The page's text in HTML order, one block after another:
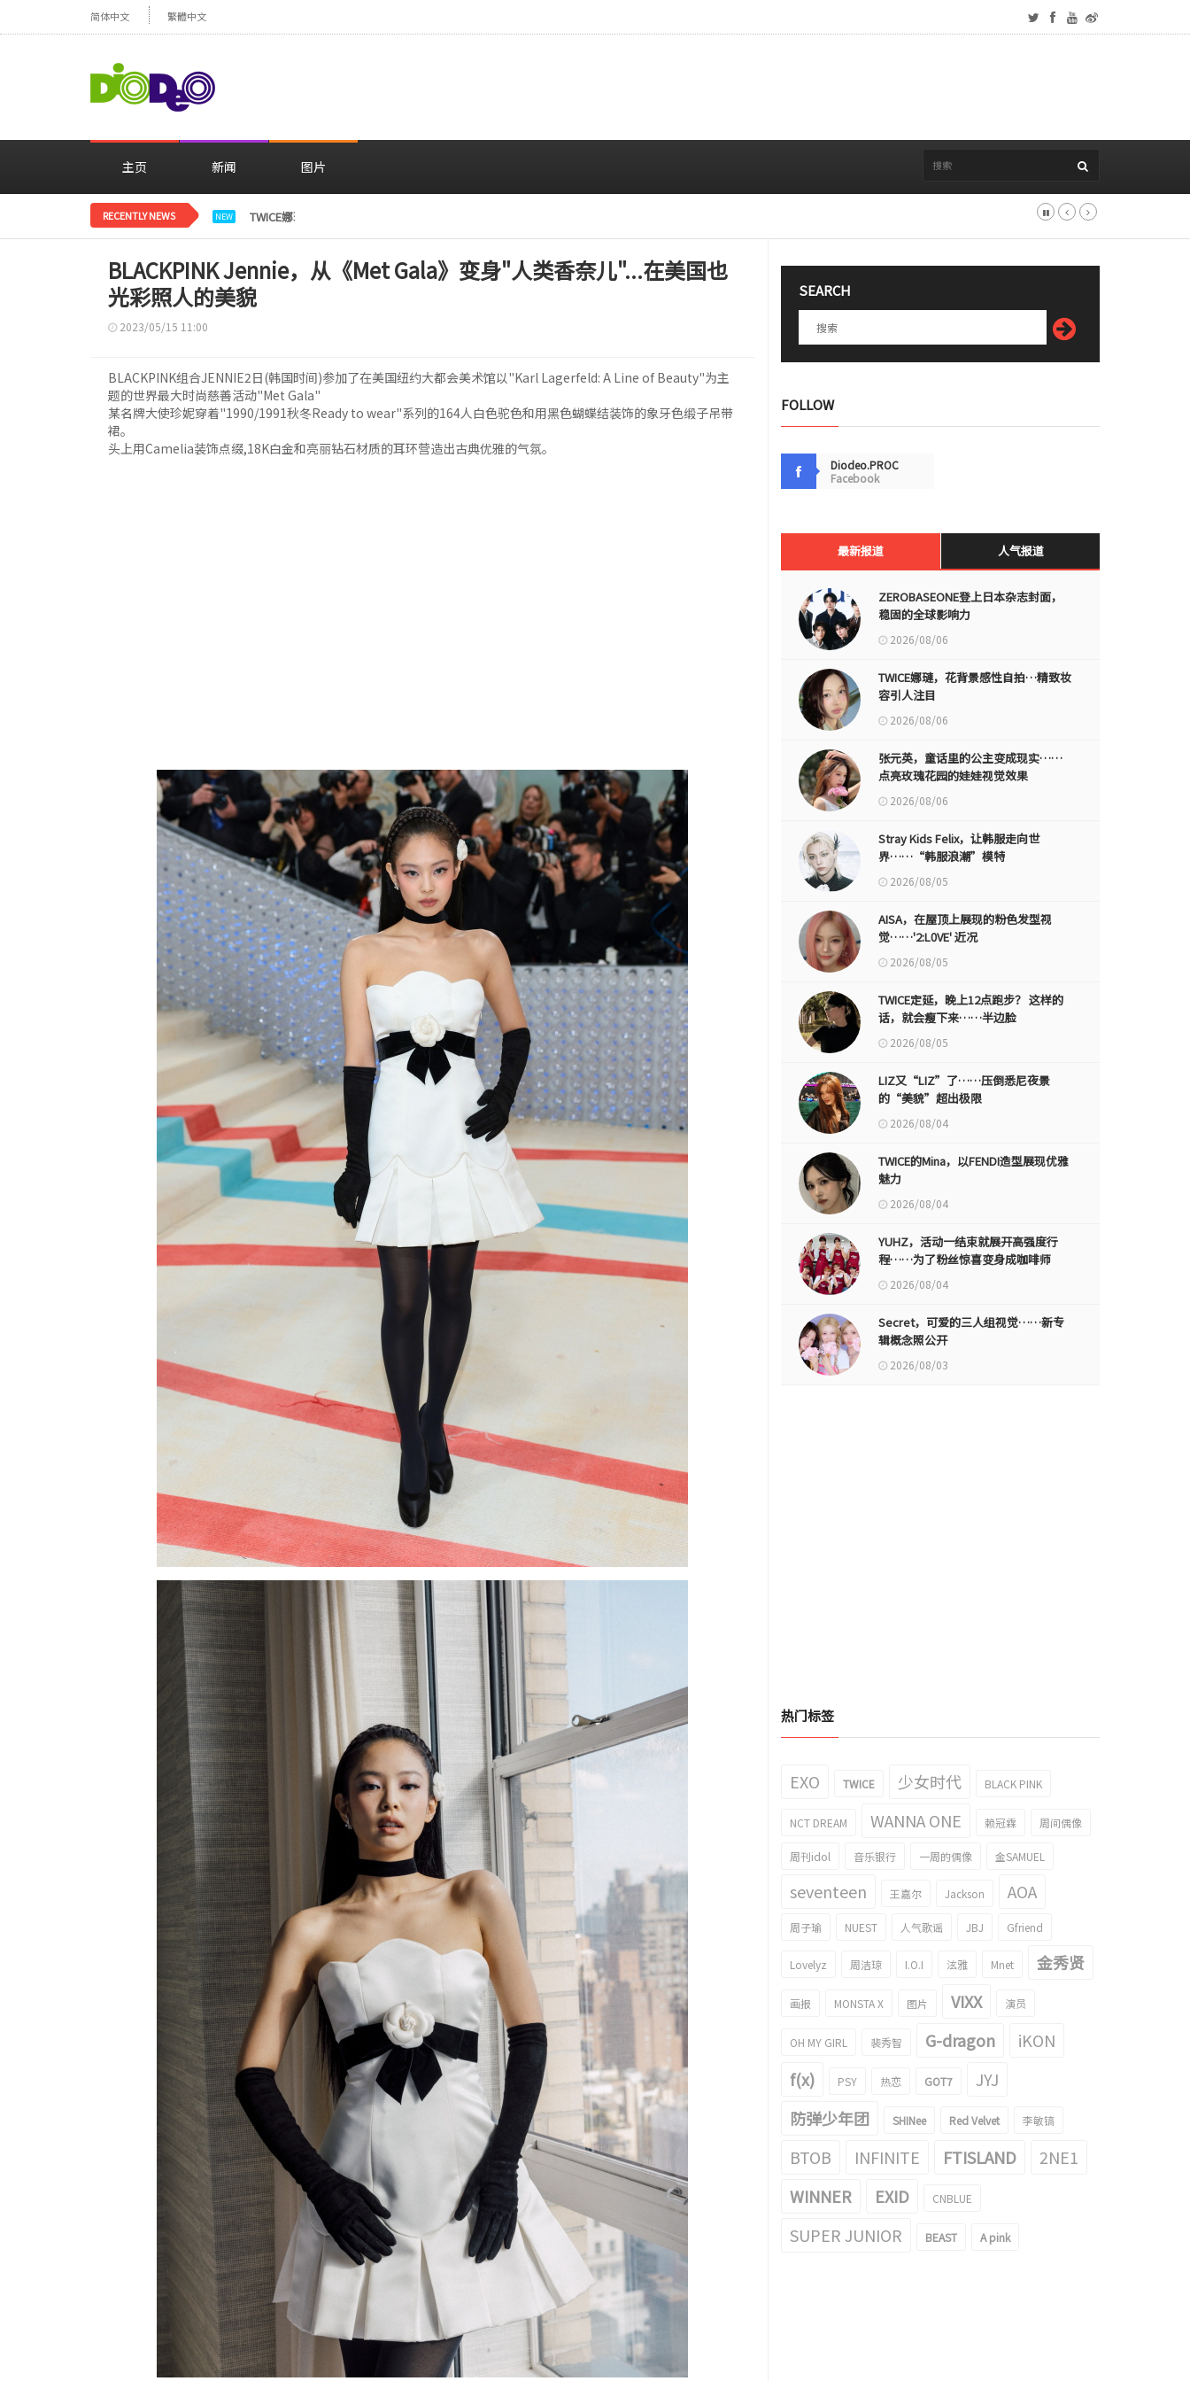
简体中文 繁體中文
主页 新闻 图片
RECENTLY NEWS NEW TWICE娜璉，花背景感性自拍…精致妆容引人注目
BLACKPINK Jennie，从《Met Gala》变身"人类香奈儿"...在美国也
光彩照人的美貌
2023/05/15 11:00
BLACKPINK组合JENNIE2日(韩国时间)参加了在美国纽约大都会美术馆以"Karl Lagerfeld: A Line of Beauty"为主
题的世界最大时尚慈善活动"Met Gala"
某名牌大使珍妮穿着"1990/1991秋冬Ready to wear"系列的164人白色驼色和用黑色蝴蝶结装饰的象牙色缎子吊带
裙。
头上用Camelia装饰点缀,18K白金和亮丽钻石材质的耳环营造出古典优雅的气氛。
SEARCH
FOLLOW
Diodeo.PROC
Facebook
最新报道 人气报道
ZEROBASEONE登上日本杂志封面，
稳固的全球影响力
2026/08/06
TWICE娜璉，花背景感性自拍…精致妆
容引人注目
2026/08/06
张元英，童话里的公主变成现实……
点亮玫瑰花园的娃娃视觉效果
2026/08/06
Stray Kids Felix，让韩服走向世
界……“韩服浪潮”模特
2026/08/05
AISA，在屋顶上展现的粉色发型视
觉……'2:L0VE' 近况
2026/08/05
TWICE定延，晚上12点跑步？ 这样的
话，就会瘦下来……半边脸
2026/08/05
LIZ又“LIZ”了……压倒悉尼夜景
的“美貌”超出极限
2026/08/04
TWICE的Mina，以FENDI造型展现优雅
魅力
2026/08/04
YUHZ，活动一结束就展开高强度行
程……为了粉丝惊喜变身成咖啡师
2026/08/04
Secret，可爱的三人组视觉……新专
辑概念照公开
2026/08/03
热门标签
EXO TWICE 少女时代 BLACK PINK
NCT DREAM WANNA ONE 赖冠霖 周间偶像
周刊idol 音乐银行 一周的偶像 金SAMUEL
seventeen 王嘉尔 Jackson AOA
周子瑜 NUEST 人气歌谣 JBJ Gfriend
Lovelyz 周洁琼 I.O.I 泫雅 Mnet 金秀贤
画报 MONSTA X 图片 VIXX 演员
OH MY GIRL 裴秀智 G-dragon
iKON
f(x)
PSY 热恋 GOT7
JYJ
防弹少年团
SHINee Red Velvet 李敏镐
BTOB INFINITE FTISLAND
2NE1
WINNER
EXID CNBLUE
SUPER JUNIOR BEAST A pink